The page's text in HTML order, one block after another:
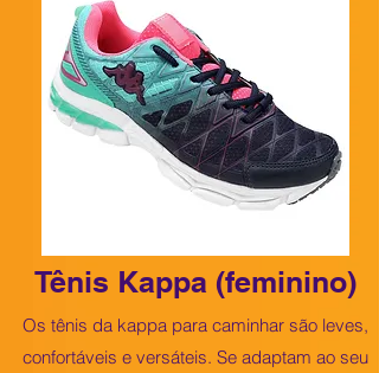
Tênis Kappa (feminino)
Os tênis da kappa para caminhar são leves,
confortáveis e versáteis. Se adaptam ao seu